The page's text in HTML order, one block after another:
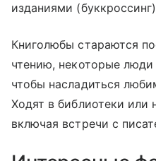
изданиями
Книголюбы стараются
чтению, некоторые
чтобы насладиться
Ходят в библиотеки или
включая встречи с